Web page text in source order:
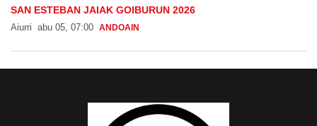
SAN ESTEBAN JAIAK GOIBURUN 2026
Aiurri abu 05, 07:00 ANDOAIN